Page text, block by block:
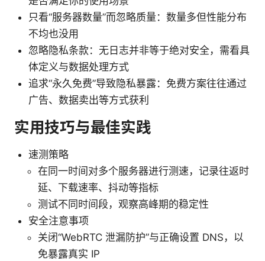
只看“服务器数量”而忽略质量：数量多但性能分布
不均也没用
忽略隐私条款：无日志并非等于绝对安全，需看具
体定义与数据处理方式
追求“永久免费”导致隐私暴露：免费方案往往通过
广告、数据卖出等方式获利
实用技巧与最佳实践
速测策略
在同一时间对多个服务器进行测速，记录往返时
延、下载速率、抖动等指标
测试不同时间段，观察高峰期的稳定性
安全注意事项
关闭“WebRTC 泄漏防护”与正确设置 DNS，以
免暴露真实 IP